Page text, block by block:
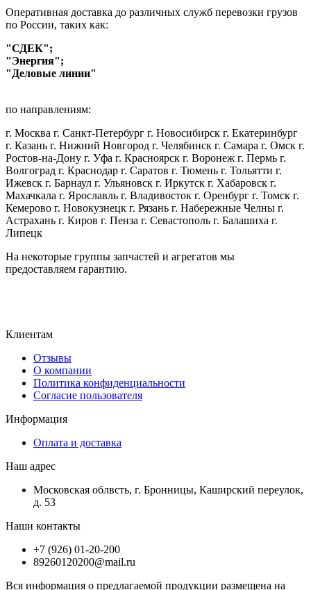
Оперативная доставка до различных служб перевозки грузов
по России, таких как:
"СДЕК";
"Энергия";
"Деловые линии"
по направлениям:
г. Москва г. Санкт-Петербург г. Новосибирск г. Екатеринбург
г. Казань г. Нижний Новгород г. Челябинск г. Самара г. Омск г.
Ростов-на-Дону г. Уфа г. Красноярск г. Воронеж г. Пермь г.
Волгоград г. Краснодар г. Саратов г. Тюмень г. Тольятти г.
Ижевск г. Барнаул г. Ульяновск г. Иркутск г. Хабаровск г.
Махачкала г. Ярославль г. Владивосток г. Оренбург г. Томск г.
Кемерово г. Новокузнецк г. Рязань г. Набережные Челны г.
Астрахань г. Киров г. Пенза г. Севастополь г. Балашиха г.
Липецк
На некоторые группы запчастей и агрегатов мы
предоставляем гарантию.
Клиентам
Отзывы
О компании
Политика конфиденциальности
Согласие пользователя
Информация
Оплата и доставка
Наш адрес
Московская облвсть, г. Бронницы, Каширский переулок,
д. 53
Наши контакты
+7 (926) 01-20-200
89260120200@mail.ru
Вся информация о предлагаемой продукции размещена на